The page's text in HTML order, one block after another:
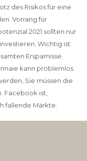
des Risikos für eine
Vorrang für
2021 sollten nur
Wichtig ist
Ersparnisse.
kann problemlos
Sie müssen die
Facebook ist,
fallende Märkte.